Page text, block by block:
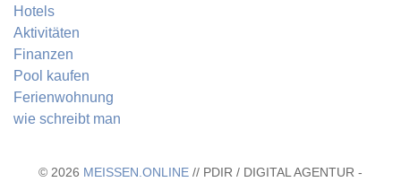
Hotels
Aktivitäten
Finanzen
Pool kaufen
Ferienwohnung
wie schreibt man
© 2026 MEISSEN.ONLINE // PDIR / DIGITAL AGENTUR -